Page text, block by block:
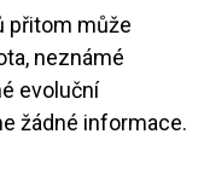
přitom může
neznámé
evoluční
žádné informace.